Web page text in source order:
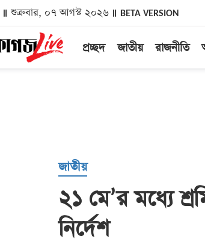
শুক্রবার, ০৭ আগস্ট ২০২৬ BETA VERSION
প্রচ্ছদ জাতীয় রাজনীতি
জাতীয়
২১ মে’র মধ্যে
নির্দেশ